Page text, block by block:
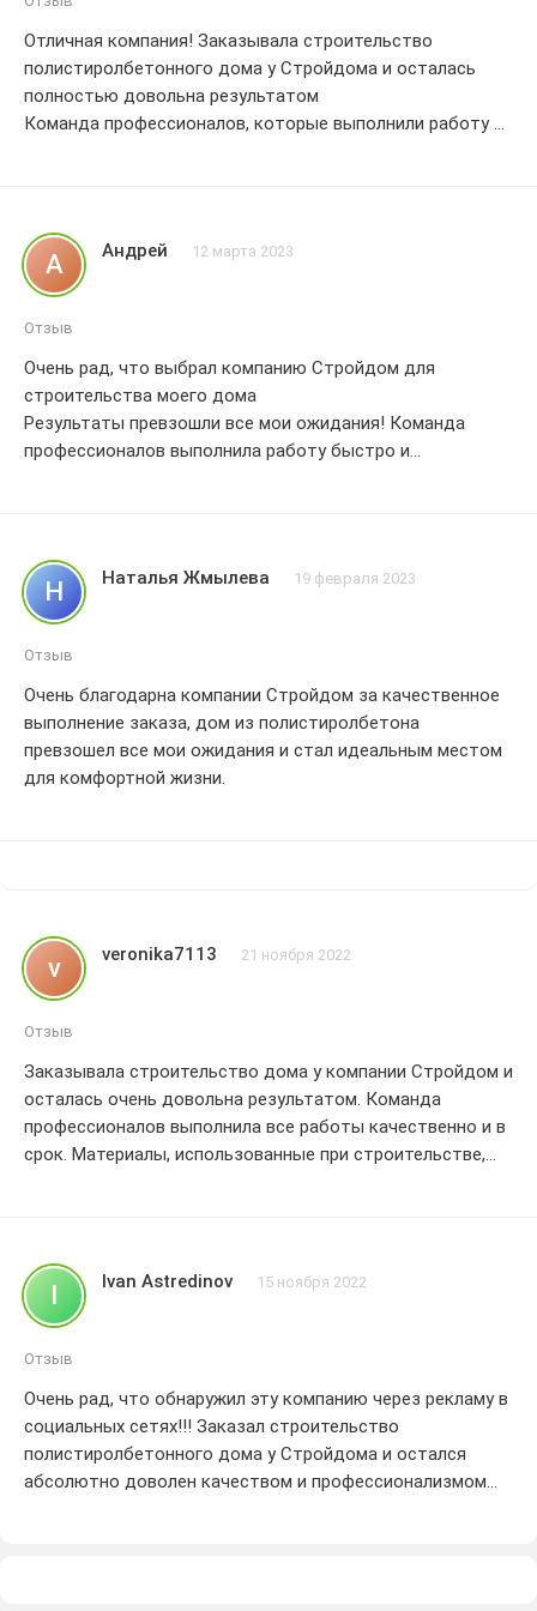
большое! ??
Отличная компания! Заказывала строительство
полистиролбетонного дома у Стройдома и осталась
полностью довольна результатом
Команда профессионалов, которые выполнили работу в
Особенно порадовало качество материалов и
тщательность в работе
Рекомендую данную компанию всем, кто хочет получить
А Андрей 12 марта 2023
Отзыв
Очень рад, что выбрал компанию Стройдом для
строительства моего дома
Результаты превзошли все мои ожидания! Команда
профессионалов выполнила работу быстро и
Удивительно, как такой легкий материал может быть
таким прочным
Отдельное спасибо за индивидуальный подход и
рекомендую Стройдом всем, кто ищет надежную
строительную компанию
Большое спасибо за ваше отличное качество работы! 5
звезд!
Н Наталья Жмылева 19 февраля 2023
Отзыв
Очень благодарна компании Стройдом за качественное
выполнение заказа, дом из полистиролбетона
превзошел все мои ожидания и стал идеальным местом
для комфортной жизни.
v veronika7113 21 ноября 2022
Отзыв
Заказывала строительство дома у компании Стройдом и
осталась очень довольна результатом. Команда
профессионалов выполнила все работы качественно и в
срок. Материалы, использованные при строительстве,
Рекомендую Стройдом всем, кто хочет получить
надежный и красивый дом!
I Ivan Astredinov 15 ноября 2022
Отзыв
Очень рад, что обнаружил эту компанию через рекламу в
социальных сетях!!! Заказал строительство
полистиролбетонного дома у Стройдома и остался
абсолютно доволен качеством и профессионализмом